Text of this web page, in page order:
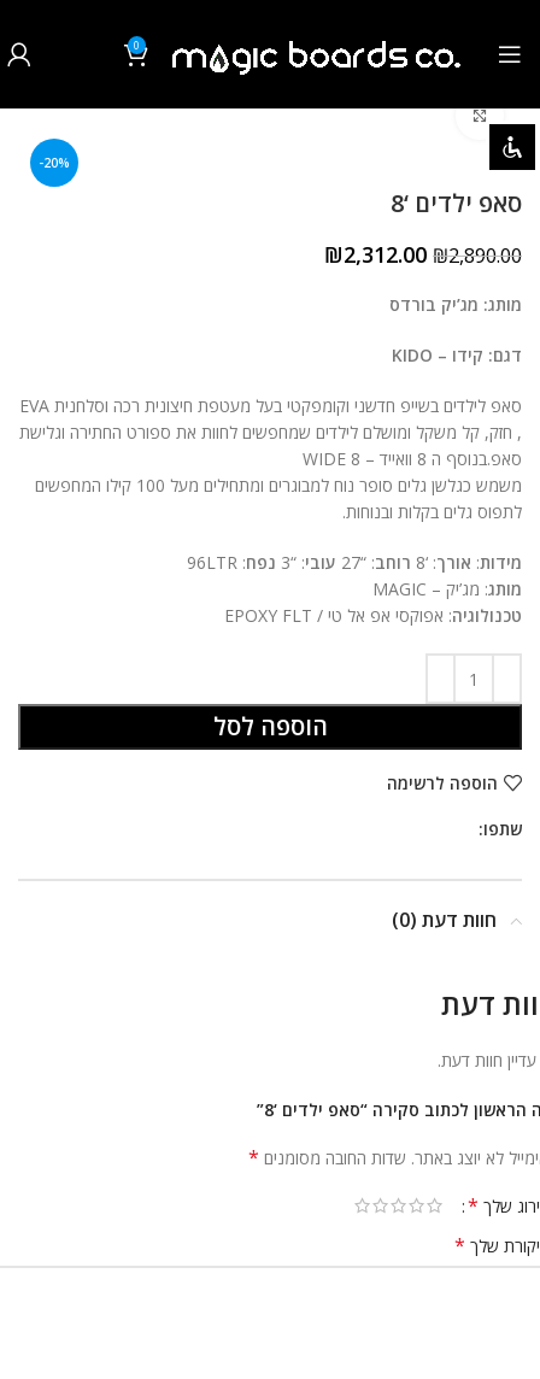
סמן כותרות
settings צבע רקע
zoom_out זום (הקטנה)
zoom_in זום (הגדלה)
remove_circle_outline הקטנת גופן
add_circle_outline הגדלת גופן
spellcheck גופן קריא
ניגודיות בהירה
ניגודיות כהה
format_underlined הוסף קו תחתון לקישורים
font_download סמן קישורים
0
-20%
לחצו להגדלה
סאפ ילדים ‘8
₪2,890.00
₪2,312.00
מותג: מג’יק בורדס
דגם: קידו – KIDO
סאפ לילדים בשייפ חדשני וקומפקטי בעל מעטפת חיצונית רכה וסלחנית EVA
, חזק, קל משקל ומושלם לילדים שמחפשים לחוות את ספורט החתירה וגלישת
סאפ.בנוסף ה 8 וואייד – 8 WIDE
משמש כגלשן גלים סופר נוח למבוגרים ומתחילים מעל 100 קילו המחפשים
לתפוס גלים בקלות ובנוחות.
מידות: אורך: ‘8 רוחב: “27 עובי: “3 נפח: 96LTR
מותג: מג’יק – MAGIC
טכנולוגיה: אפוקסי אפ אל טי / EPOXY FLT
הוספה לסל
הוספה לרשימה
שתפו:
חוות דעת (0)
דעת
עדיין חוות דעת.
הראשון לכתוב סקירה “סאפ ילדים ‘8”
לא יוצג באתר. שדות החובה מסומנים *
שלך *
שלך *